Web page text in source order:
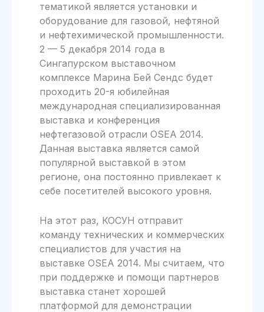
тематикой является установки и
оборудование для газовой, нефтяной
и нефтехимической промышленности.
2 — 5 декабря 2014 года в
Сингапурском выставочном
комплексе Марина Бей Сендс будет
проходить 20-я юбилейная
международная специализированная
выставка и конференция
нефтегазовой отрасли OSEA 2014.
Данная выставка является самой
популярной выставкой в этом
регионе, она постоянно привлекает к
себе посетителей высокого уровня.
На этот раз, КОСУН отправит
команду технических и коммерческих
специалистов для участия на
выставке OSEA 2014. Мы считаем, что
при поддержке и помощи партнеров
выставка станет хорошей
платформой для демонстрации